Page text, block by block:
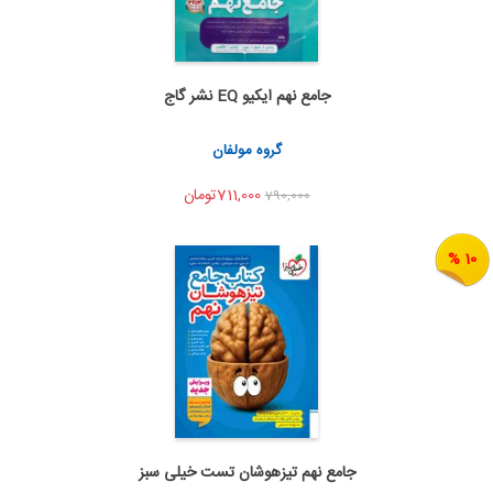
اضافه به سبد خرید
اشتراک گذاری
جامع نهم ایکیو EQ نشر گاج
گروه مولفان
790,000711,000تومان
10 %
اضافه به سبد خرید
جامع نهم تیزهوشان تست خیلی سبز